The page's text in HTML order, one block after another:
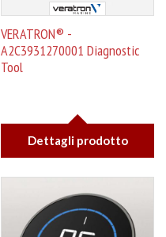
VERATRON® -
A2C3931270001 Diagnostic
Tool
Dettagli prodotto